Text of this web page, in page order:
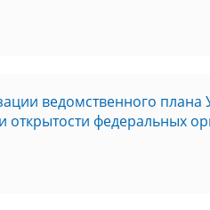
ведомственного
федеральных